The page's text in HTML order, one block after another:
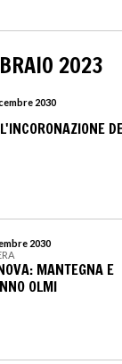
2023
2030
2030
MANTEGNA E
OLMI